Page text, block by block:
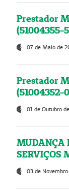
Prestador
(51004355-
07 de Maio de
Prestador
(51004352-
01 de Outubro
MUDANÇA
SERVIÇOS
03 de